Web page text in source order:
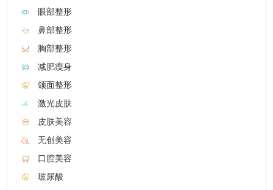
眼部整形
鼻部整形
胸部整形
减肥瘦身
颌面整形
激光皮肤
皮肤美容
无创美容
口腔美容
玻尿酸